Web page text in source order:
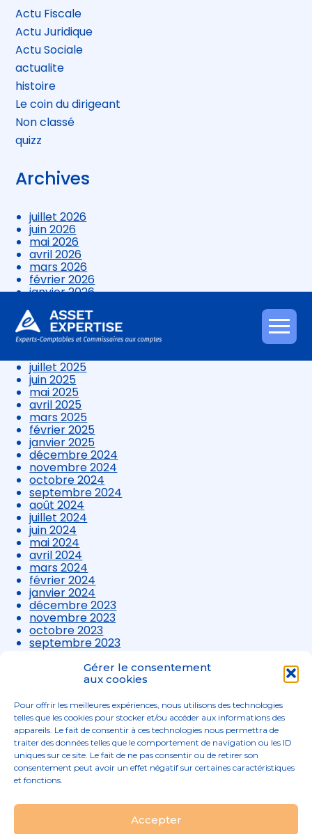
Gérer le consentement
aux cookies
Pour offrir les meilleures expériences, nous utilisons des technologies
telles que les cookies pour stocker et/ou accéder aux informations des
appareils. Le fait de consentir à ces technologies nous permettra de
traiter des données telles que le comportement de navigation ou les ID
uniques sur ce site. Le fait de ne pas consentir ou de retirer son
consentement peut avoir un effet négatif sur certaines caractéristiques
et fonctions.
Accepter
Aller
au
Actu Fiscale
Actu Juridique
Actu Sociale
actualite
histoire
Le coin du dirigeant
Non classé
quizz
Archives
juillet 2026
juin 2026
mai 2026
avril 2026
mars 2026
février 2026
janvier 2026
novembre 2025
octobre 2025
septembre 2025
juillet 2025
juin 2025
mai 2025
avril 2025
mars 2025
février 2025
janvier 2025
décembre 2024
novembre 2024
octobre 2024
septembre 2024
août 2024
juillet 2024
juin 2024
mai 2024
avril 2024
mars 2024
février 2024
janvier 2024
décembre 2023
novembre 2023
octobre 2023
septembre 2023
août 2023
juillet 2023
avril 2023
mars 2023
02 96 52 68 68